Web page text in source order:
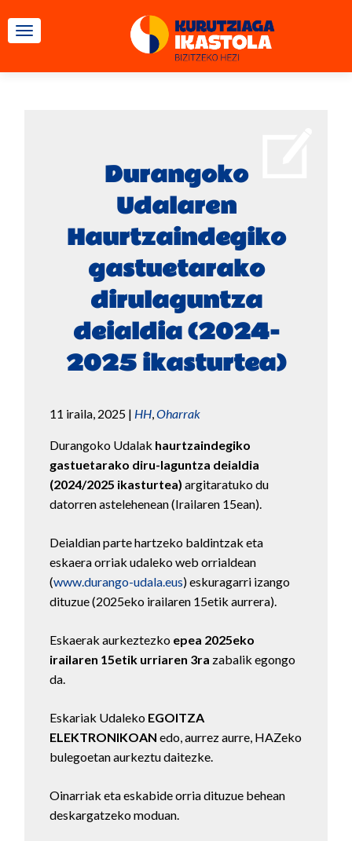
TOGGLE NAVIGATION
Durangoko
Udalaren
Haurtzaindegiko
gastuetarako
dirulaguntza
deialdia (2024-
2025 ikasturtea)
11 iraila, 2025 | HH,Oharrak
Durangoko Udalak haurtzaindegiko
gastuetarako diru-laguntza deialdia
(2024/2025 ikasturtea) argitaratuko du
datorren astelehenean (Irailaren 15ean).
Deialdian parte hartzeko baldintzak eta
eskaera orriak udaleko web orrialdean
(www.durango-udala.eus) eskuragarri izango
dituzue (2025eko irailaren 15etik aurrera).
Eskaerak aurkeztezko epea 2025eko
irailaren 15etik urriaren 3ra zabalik egongo
da.
Eskariak Udaleko EGOITZA
ELEKTRONIKOAN edo, aurrez aurre, HAZeko
bulegoetan aurkeztu daitezke.
Oinarriak eta eskabide orria dituzue behean
deskargatzeko moduan.